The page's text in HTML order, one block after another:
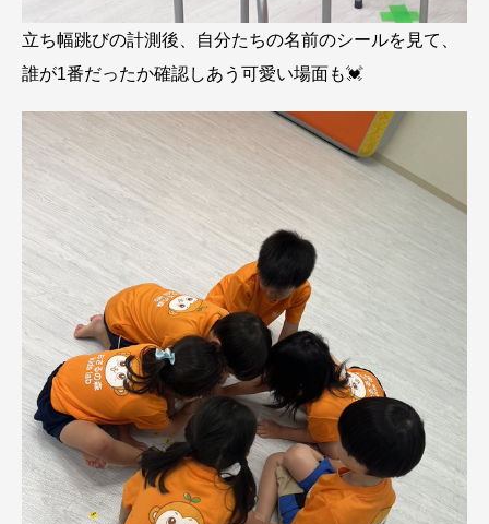
立ち幅跳びの計測後、自分たちの名前のシールを見て、
誰が1番だったか確認しあう可愛い場面も💓